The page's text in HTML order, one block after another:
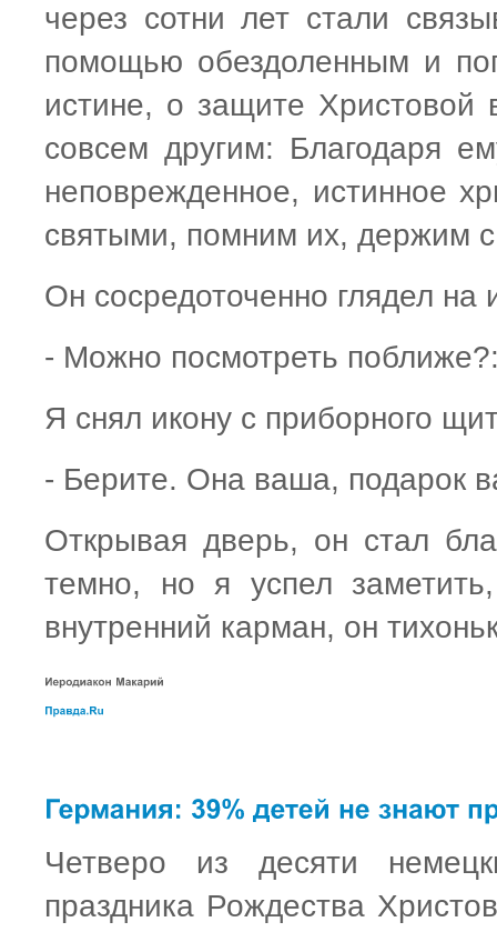
через сотни лет стали
помощью обездоленным и
истине, о защите Христовой
совсем другим: Благодаря
неповрежденное, истинное
святыми, помним их, держим
Он сосредоточенно глядел
- Можно посмотреть
Я снял икону с приборного
- Берите. Она ваша, подарок
Открывая дверь, он стал
темно, но я успел
внутренний карман, он
Четверо из десяти
праздника Рождества